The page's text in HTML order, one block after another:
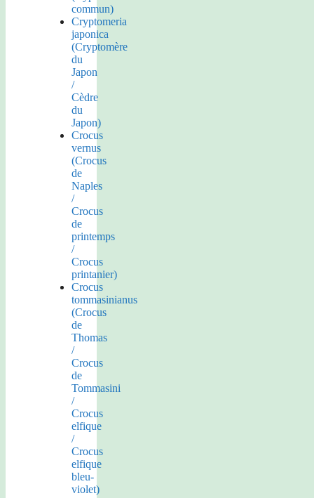
commun)
Cryptomeria
japonica
(Cryptomère
du
Japon
/
Cèdre
du
Japon)
Crocus
vernus
(Crocus
de
Naples
/
Crocus
de
printemps
/
Crocus
printanier)
Crocus
tommasinianus
(Crocus
de
Thomas
/
Crocus
de
Tommasini
/
Crocus
elfique
/
Crocus
elfique
bleu-
violet)